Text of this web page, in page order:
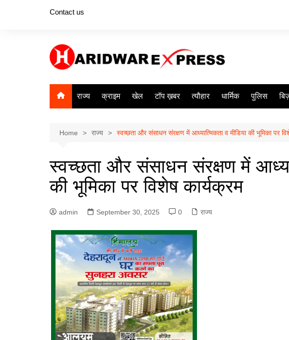
Contact us
राज्य क्राइम खेल टॉप ख़बर त्यौहार धार्मिक पुलिस
Home राज्य स्वच्छता और संसाधन संरक्षण में आध्यात्मिकता व मीडिया की भूमिका पर
स्वच्छता और संसाधन संरक्षण में
की भूमिका पर विशेष कार्यक्रम
admin September 30, 2025 0 राज्य